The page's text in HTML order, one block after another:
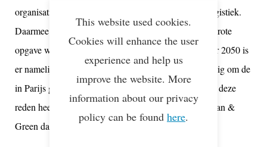
organisaties tot het verduurzamen van mobiliteit en logistiek.
Daarmee leveren zij een belangrijke bijdrage aan de grote
opgave waar de logistiek in Nederland voor staat: voor 2050 is
er namelijk een
factor 6
productiviteitsverbetering nodig om de
in Parijs gemaakte klimaatafspraken te realiseren. Om deze
reden heeft de Topsector Logistiek het programma Lean &
Green dan ook als speerpunt omarmd.
This website used cookies.
Cookies will enhance the user
experience and help us
improve the website. More
information about our privacy
policy can be found here.